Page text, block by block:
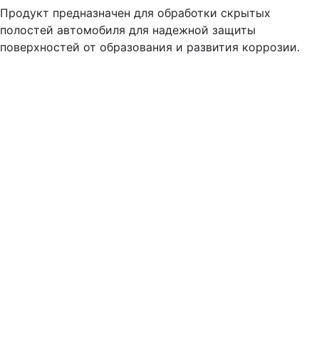
Продукт предназначен для обработки скрытых
полостей автомобиля для надежной защиты
поверхностей от образования и развития коррозии.